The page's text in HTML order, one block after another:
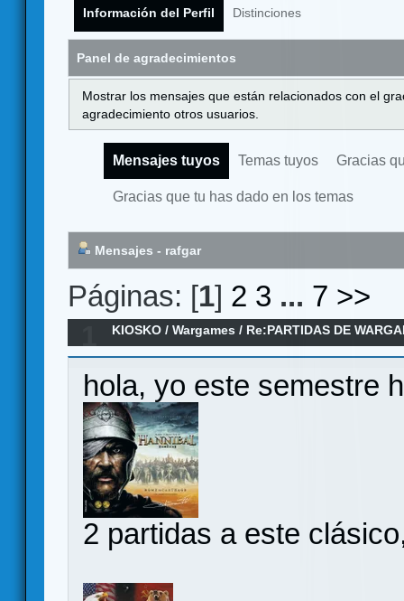
Información del Perfil Distinciones
Panel de agradecimientos
Mostrar los mensajes que están relacionados con el
agradecimiento otros usuarios.
Mensajes tuyos Temas tuyos Gracias
Gracias que tu has dado en los temas
Mensajes - rafgar
Páginas: [1] 2 3 ... 7 >>
KIOSKO /Wargames / Re:PARTIDAS DE
2026
hola, yo este semestre
2 partidas a este